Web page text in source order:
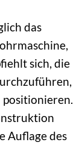
das
sich, die
Auflage des